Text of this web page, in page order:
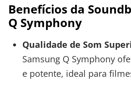
Benefícios da
Q Symphony
Qualidade de Som
Samsung Q Symphony
e potente, ideal para